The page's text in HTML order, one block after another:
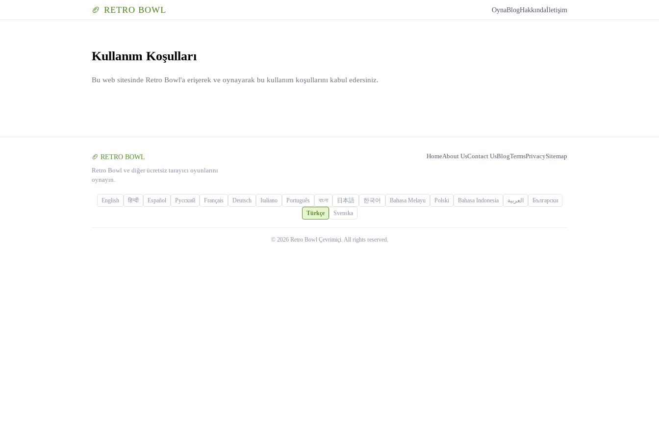
🏈 RETRO BOWL OynaBlogHakkındaİletişim
Kullanım Koşulları
Bu web sitesinde Retro Bowl'a erişerek ve oynayarak bu kullanım koşullarını kabul edersiniz.
🏈 RETRO BOWL
Retro Bowl ve diğer ücretsiz tarayıcı oyunlarını
oynayın.
HomeAbout UsContact UsBlogTermsPrivacySitemap
English हिन्दी Español Русский Français Deutsch Italiano Português বাংলা 日本語 한국어 Bahasa Melayu Polski Bahasa Indonesia العربية
Български
Türkçe
Svenska
© 2026 Retro Bowl Çevrimiçi. All rights reserved.